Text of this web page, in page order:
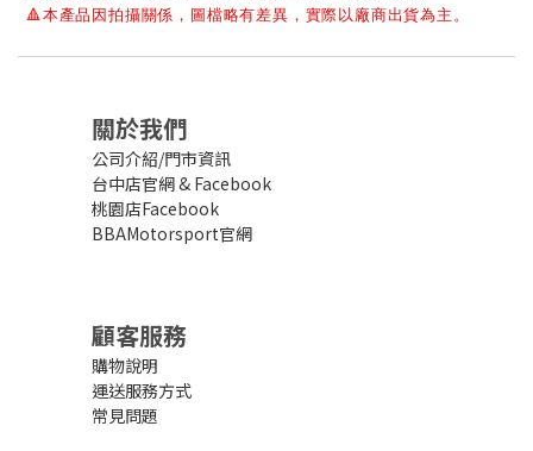
🔺本產品因拍攝關係，圖檔略有差異，實際以廠商出貨為主。
關於我們
公司介紹/門市資訊
台中店官網& Facebook
桃園店Facebook
BBAMotorsport官網
顧客服務
購物說明
運送服務方式
常見問題